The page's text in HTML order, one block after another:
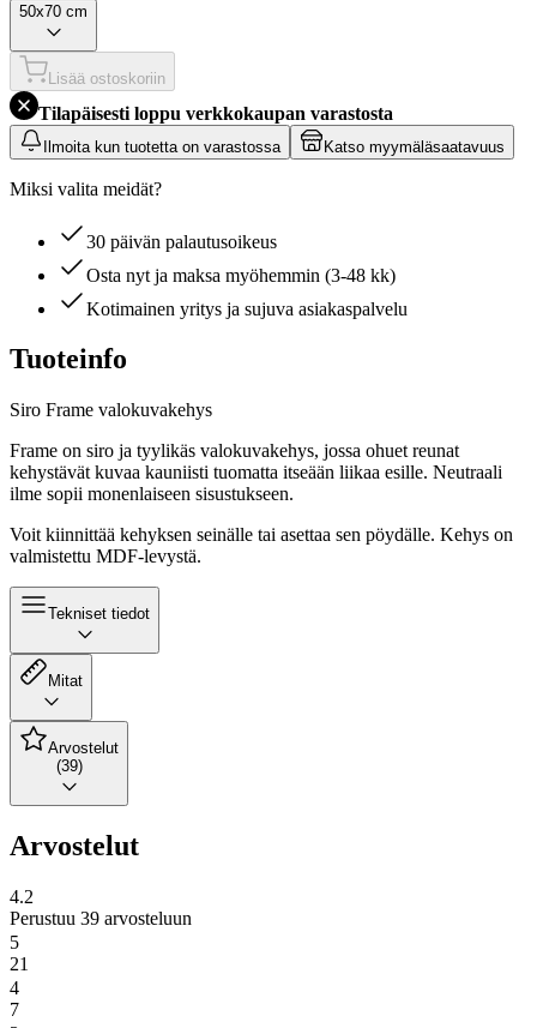
50x70 cm
Lisää ostoskoriin
Tilapäisesti loppu verkkokaupan varastosta
Ilmoita kun tuotetta on varastossa Katso myymäläsaatavuus
Miksi valita meidät?
30 päivän palautusoikeus
Osta nyt ja maksa myöhemmin (3-48 kk)
Kotimainen yritys ja sujuva asiakaspalvelu
Tuoteinfo
Siro Frame valokuvakehys
Frame on siro ja tyylikäs valokuvakehys, jossa ohuet reunat
kehystävät kuvaa kauniisti tuomatta itseään liikaa esille. Neutraali
ilme sopii monenlaiseen sisustukseen.
Voit kiinnittää kehyksen seinälle tai asettaa sen pöydälle. Kehys on
valmistettu MDF-levystä.
Tekniset tiedot
Mitat
Arvostelut
(39)
Arvostelut
4.2
Perustuu 39 arvosteluun
5
21
4
7